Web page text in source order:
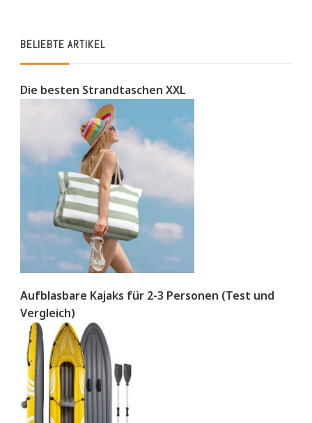
BELIEBTE ARTIKEL
Die besten Strandtaschen XXL
Aufblasbare Kajaks für 2-3 Personen (Test und
Vergleich)